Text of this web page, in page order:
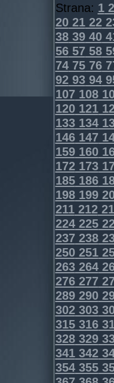
Strana: 12
202122
383940
565758
747576
929394
107108
120121
133134
146147
159160
172173
185186
198199
211212
224225
237238
250251
263264
276277
289290
302303
315316
328329
341342
354355